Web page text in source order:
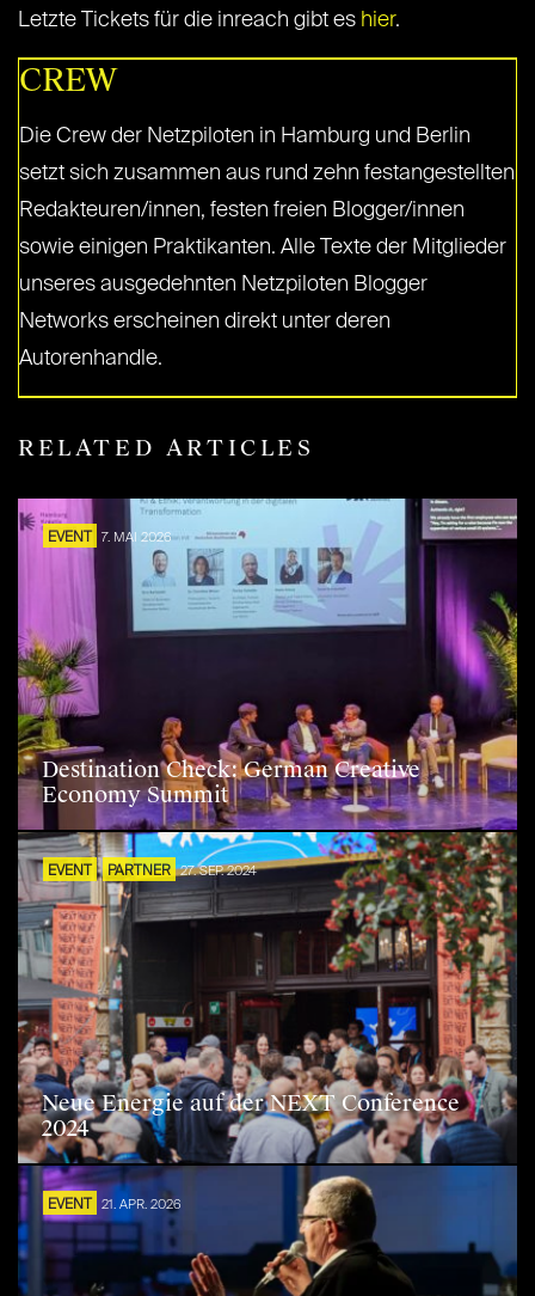
Letzte Tickets für die inreach gibt es hier.
CREW
Die Crew der Netzpiloten in Hamburg und Berlin
setzt sich zusammen aus rund zehn festangestellten
Redakteuren/innen, festen freien Blogger/innen
sowie einigen Praktikanten. Alle Texte der Mitglieder
unseres ausgedehnten Netzpiloten Blogger
Networks erscheinen direkt unter deren
Autorenhandle.
RELATED ARTICLES
EVENT 7. MAI 2026
Destination Check: German Creative
Economy Summit
EVENT PARTNER 27. SEP. 2024
Neue Energie auf der NEXT Conference
2024
EVENT 21. APR. 2026